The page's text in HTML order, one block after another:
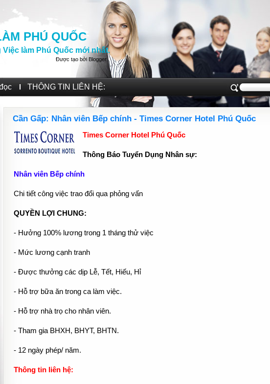
PHÚ QUỐC
làm Phú Quốc mới nhất.
Được tạo bởi Blogger.
THÔNG TIN LIÊN HỆ:
Cần Gấp: Nhân viên Bếp chính - Times Corner Hotel Phú Quốc
Times Corner Hotel Phú Quốc
Thông Báo Tuyển Dụng Nhân sự:
Nhân viên Bếp chính
Chi tiết công việc trao đổi qua phỏng vấn
QUYỀN LỢI CHUNG:
- Hưởng 100% lương trong 1 tháng thử việc
- Mức lương cạnh tranh
- Được thưởng các dịp Lễ, Tết, Hiếu, Hỉ
- Hỗ trợ bữa ăn trong ca làm việc.
- Hỗ trợ nhà trọ cho nhân viên.
- Tham gia BHXH, BHYT, BHTN.
- 12 ngày phép/ năm.
Thông tin liên hệ: